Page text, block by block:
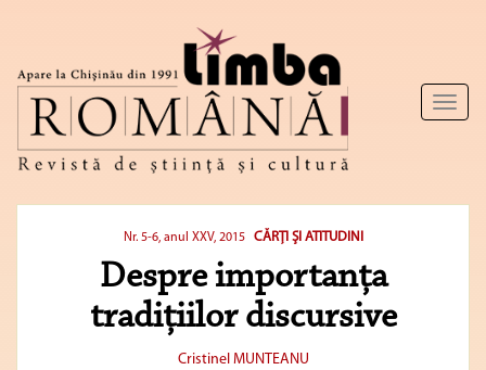
Toggle
Nr. 5-6, anul XXV, 2015 CĂRŢI ŞI ATITUDINI
Despre importanţa
tradiţiilor discursive
Cristinel MUNTEANU